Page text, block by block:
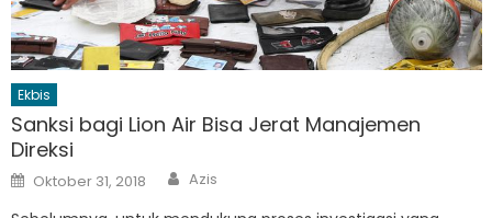
Ekbis
Sanksi bagi Lion Air Bisa Jerat Manajemen
Direksi
Posted
on
Oktober 31, 2018 Author
Azis